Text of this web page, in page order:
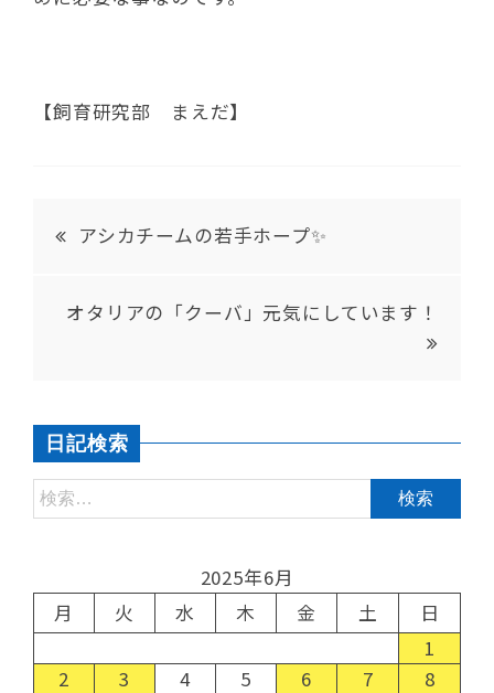
【飼育研究部 まえだ】
アシカチームの若手ホープ✨
オタリアの「クーバ」元気にしています！
日記検索
2025年6月
月
火 水 木 金 土
日
1
2
3 4 5 6 7
8